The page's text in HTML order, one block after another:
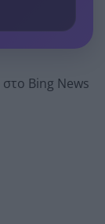
στο Bing News